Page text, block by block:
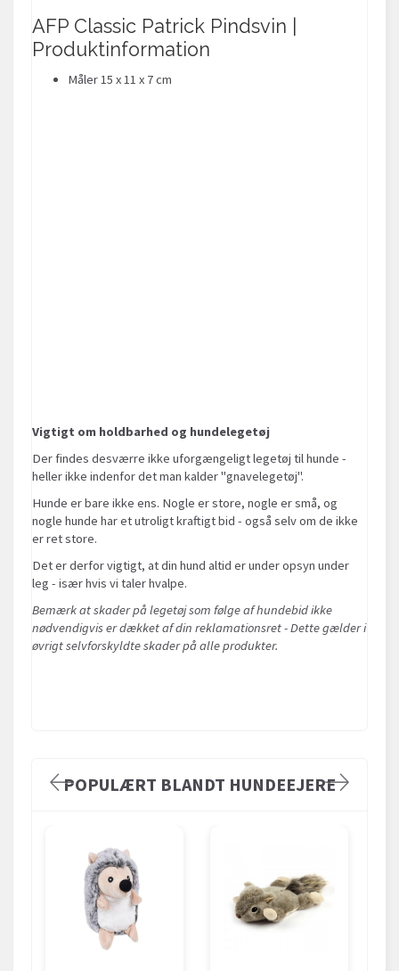
AFP Classic Patrick Pindsvin |
Produktinformation
Måler 15 x 11 x 7 cm
Vigtigt om holdbarhed og hundelegetøj
Der findes desværre ikke uforgængeligt legetøj til hunde -
heller ikke indenfor det man kalder "gnavelegetøj".
Hunde er bare ikke ens. Nogle er store, nogle er små, og
nogle hunde har et utroligt kraftigt bid - også selv om de ikke
er ret store.
Det er derfor vigtigt, at din hund altid er under opsyn under
leg - især hvis vi taler hvalpe.
Bemærk at skader på legetøj som følge af hundebid ikke
nødvendigvis er dækket af din reklamationsret - Dette gælder i
øvrigt selvforskyldte skader på alle produkter.
POPULÆRT BLANDT HUNDEEJERE